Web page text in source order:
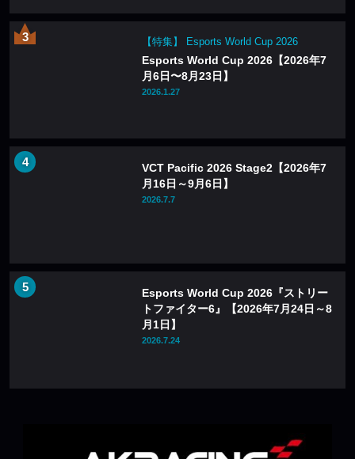
【特集】 Esports World Cup 2026
Esports World Cup 2026【2026年7
月6日〜8月23日】
2026.1.27
VCT Pacific 2026 Stage2【2026年7
月16日～9月6日】
2026.7.7
Esports World Cup 2026『ストリー
トファイター6』【2026年7月24日～8
月1日】
2026.7.24